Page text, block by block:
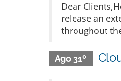
Dear
release an
throughout
Ago 31º